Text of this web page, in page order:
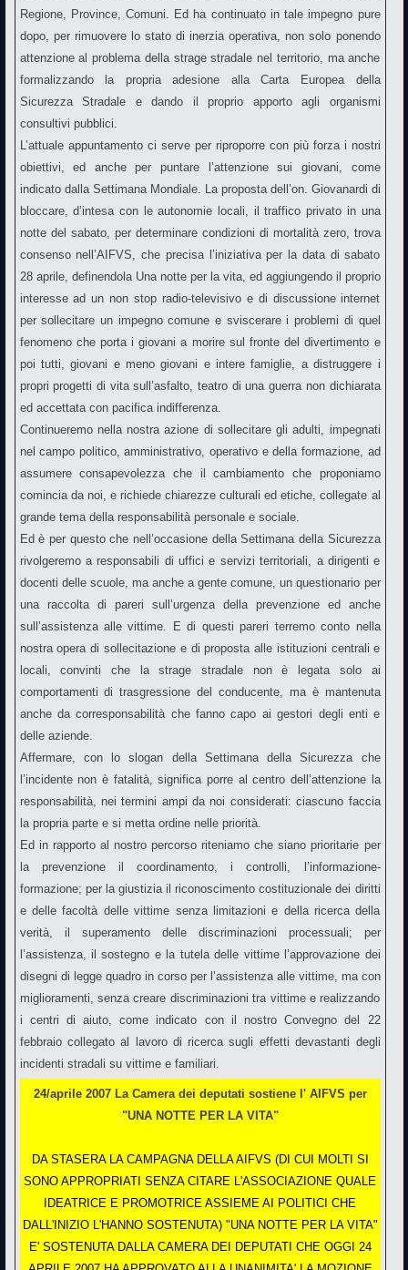
Regione, Province, Comuni. Ed ha continuato in tale impegno pure
dopo, per rimuovere lo stato di inerzia operativa, non solo ponendo
attenzione al problema della strage stradale nel territorio, ma anche
formalizzando la propria adesione alla Carta Europea della
Sicurezza Stradale e dando il proprio apporto agli organismi
consultivi pubblici.
L’attuale appuntamento ci serve per riproporre con più forza i nostri
obiettivi, ed anche per puntare l’attenzione sui giovani, come
indicato dalla Settimana Mondiale. La proposta dell’on. Giovanardi di
bloccare, d’intesa con le autonomie locali, il traffico privato in una
notte del sabato, per determinare condizioni di mortalità zero, trova
consenso nell’AIFVS, che precisa l’iniziativa per la data di sabato
28 aprile, definendola Una notte per la vita, ed aggiungendo il proprio
interesse ad un non stop radio-televisivo e di discussione internet
per sollecitare un impegno comune e sviscerare i problemi di quel
fenomeno che porta i giovani a morire sul fronte del divertimento e
poi tutti, giovani e meno giovani e intere famiglie, a distruggere i
propri progetti di vita sull’asfalto, teatro di una guerra non dichiarata
ed accettata con pacifica indifferenza.
Continueremo nella nostra azione di sollecitare gli adulti, impegnati
nel campo politico, amministrativo, operativo e della formazione, ad
assumere consapevolezza che il cambiamento che proponiamo
comincia da noi, e richiede chiarezze culturali ed etiche, collegate al
grande tema della responsabilità personale e sociale.
Ed è per questo che nell’occasione della Settimana della Sicurezza
rivolgeremo a responsabili di uffici e servizi territoriali, a dirigenti e
docenti delle scuole, ma anche a gente comune, un questionario per
una raccolta di pareri sull’urgenza della prevenzione ed anche
sull’assistenza alle vittime. E di questi pareri terremo conto nella
nostra opera di sollecitazione e di proposta alle istituzioni centrali e
locali, convinti che la strage stradale non è legata solo ai
comportamenti di trasgressione del conducente, ma è mantenuta
anche da corresponsabilità che fanno capo ai gestori degli enti e
delle aziende.
Affermare, con lo slogan della Settimana della Sicurezza che
l’incidente non è fatalità, significa porre al centro dell’attenzione la
responsabilità, nei termini ampi da noi considerati: ciascuno faccia
la propria parte e si metta ordine nelle priorità.
Ed in rapporto al nostro percorso riteniamo che siano prioritarie per
la prevenzione il coordinamento, i controlli, l’informazione-
formazione; per la giustizia il riconoscimento costituzionale dei diritti
e delle facoltà delle vittime senza limitazioni e della ricerca della
verità, il superamento delle discriminazioni processuali; per
l’assistenza, il sostegno e la tutela delle vittime l’approvazione dei
disegni di legge quadro in corso per l’assistenza alle vittime, ma con
miglioramenti, senza creare discriminazioni tra vittime e realizzando
i centri di aiuto, come indicato con il nostro Convegno del 22
febbraio collegato al lavoro di ricerca sugli effetti devastanti degli
incidenti stradali su vittime e familiari.
24/aprile 2007 La Camera dei deputati sostiene l' AIFVS per
"UNA NOTTE PER LA VITA"
DA STASERA LA CAMPAGNA DELLA AIFVS (DI CUI MOLTI SI
SONO APPROPRIATI SENZA CITARE L'ASSOCIAZIONE QUALE
IDEATRICE E PROMOTRICE ASSIEME AI POLITICI CHE
DALL'INIZIO L'HANNO SOSTENUTA) "UNA NOTTE PER LA VITA"
E' SOSTENUTA DALLA CAMERA DEI DEPUTATI CHE OGGI 24